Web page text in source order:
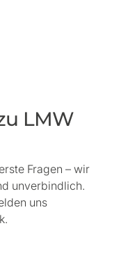
LMW
Fragen – wir
unverbindlich.
uns